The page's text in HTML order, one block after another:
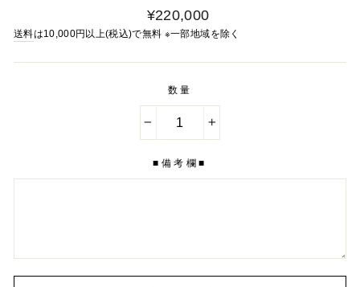
通
常
金
¥220,000
送料は10,000円以上(税込)で無料 ※一部地域を除く
数量
■備考欄■